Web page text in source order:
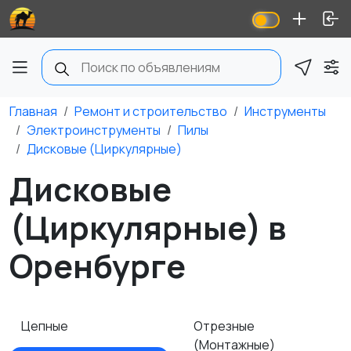
Главная Ремонт и строительство
Инструменты
Электроинструменты
Пилы
Дисковые (Циркулярные)
Дисковые
(Циркулярные) в
Оренбурге
Цепные
Отрезные
(Монтажные)